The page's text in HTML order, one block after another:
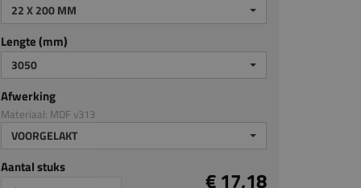
22 X 200 MM
Lengte (mm)
3050
Afwerking
Materiaal: MDF v313
VOORGELAKT
Aantal stuks € 17,18